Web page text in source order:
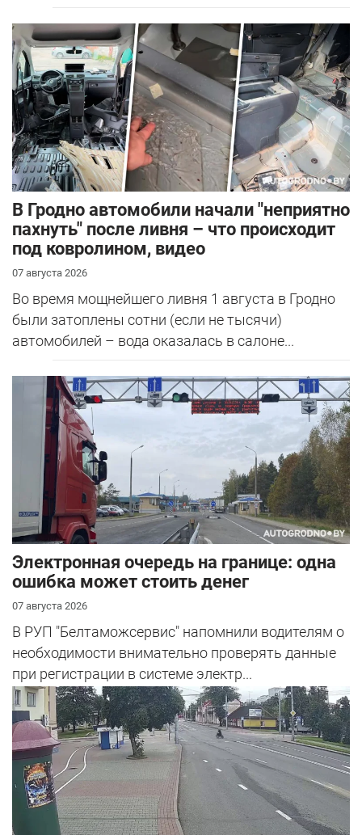
В Гродно автомобили начали "неприятно
пахнуть" после ливня – что происходит
под ковролином, видео
07 августа 2026
Во время мощнейшего ливня 1 августа в Гродно
были затоплены сотни (если не тысячи)
автомобилей – вода оказалась в салоне...
Электронная очередь на границе: одна
ошибка может стоить денег
07 августа 2026
В РУП "Белтаможсервис" напомнили водителям о
необходимости внимательно проверять данные
при регистрации в системе электр...